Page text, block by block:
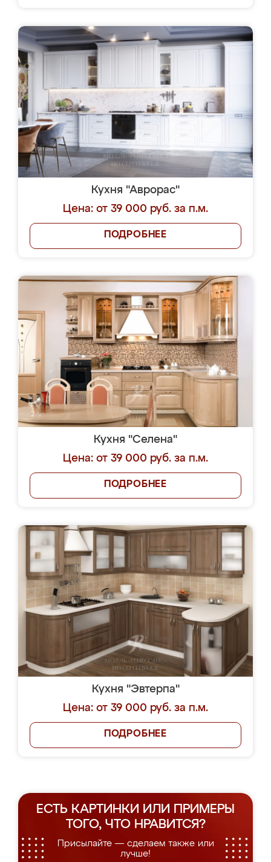
Кухня "Аврорас"
Цена: от 39 000 руб. за п.м.
ПОДРОБНЕЕ
Кухня "Селена"
Цена: от 39 000 руб. за п.м.
ПОДРОБНЕЕ
Кухня "Эвтерпа"
Цена: от 39 000 руб. за п.м.
ПОДРОБНЕЕ
ЕСТЬ КАРТИНКИ ИЛИ ПРИМЕРЫ
ТОГО, ЧТО НРАВИТСЯ?
Присылайте — сделаем также или
лучше!